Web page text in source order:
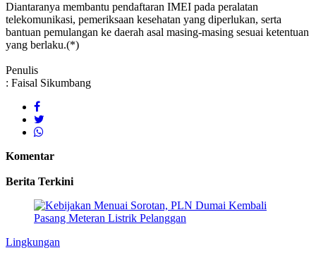
Diantaranya membantu pendaftaran IMEI pada peralatan
telekomunikasi, pemeriksaan kesehatan yang diperlukan, serta
bantuan pemulangan ke daerah asal masing-masing sesuai ketentuan
yang berlaku.(*)
Penulis
: Faisal Sikumbang
Komentar
Berita Terkini
Lingkungan